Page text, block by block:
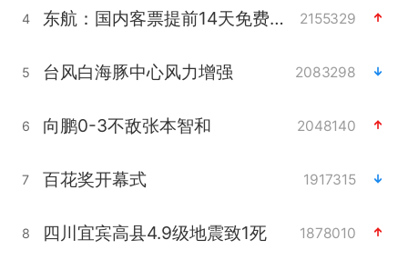
4 东航：国内客票提前14天免费退改 2155329
5 台风白海豚中心风力增强 2083298
6 向鹏0-3不敌张本智和 2048140
7 百花奖开幕式 1917315
8 四川宜宾高县4.9级地震致1死 1878010